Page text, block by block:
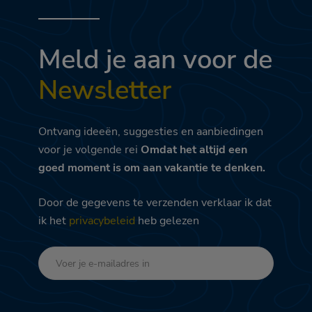
Meld je aan voor de
Newsletter
Ontvang ideeën, suggesties en aanbiedingen
voor je volgende rei Omdat het altijd een
goed moment is om aan vakantie te denken.
Door de gegevens te verzenden verklaar ik dat
ik het privacybeleid heb gelezen